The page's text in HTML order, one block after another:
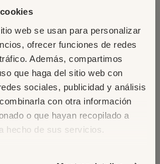
web se usan para personalizar
ofrecer funciones de redes
Además, compartimos
que haga del sitio web con
sociales, publicidad y análisis
con otra información
o que hayan recopilado a
hecho de sus servicios.
XL
ME